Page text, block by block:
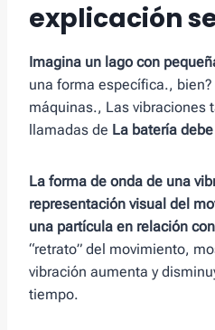
explicación
Imagina un lago con
una forma específica.,
máquinas., Las vibraciones
llamadas de La batería
La forma de onda de una
representación visual del
una partícula en relación
“retrato” del movimiento,
vibración aumenta y
tiempo.